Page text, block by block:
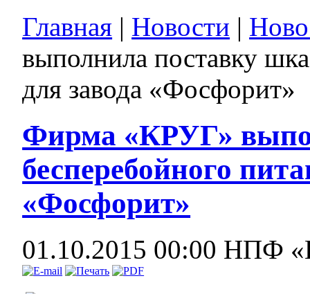
Главная | Новости |
выполнила поставку
для завода «Фосфорит»
Фирма «КРУГ»
бесперебойного
«Фосфорит»
01.10.2015 00:00 НПФ